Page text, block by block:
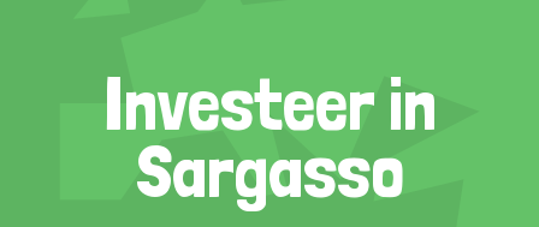
Investeer in
Sargasso